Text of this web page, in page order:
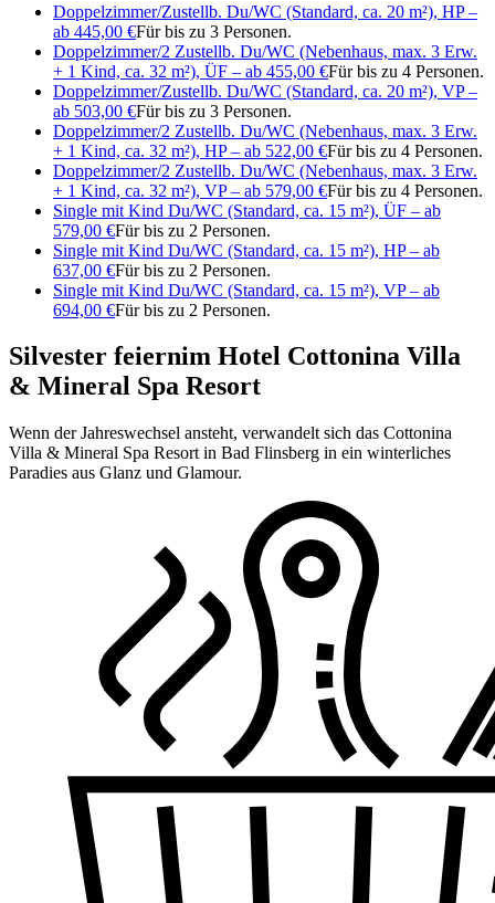
Doppelzimmer/Zustellb. Du/WC (Standard, ca. 20 m²), HP –
ab 445,00 €Für bis zu 3 Personen.
Doppelzimmer/2 Zustellb. Du/WC (Nebenhaus, max. 3 Erw.
+ 1 Kind, ca. 32 m²), ÜF – ab 455,00 €Für bis zu 4 Personen.
Doppelzimmer/Zustellb. Du/WC (Standard, ca. 20 m²), VP –
ab 503,00 €Für bis zu 3 Personen.
Doppelzimmer/2 Zustellb. Du/WC (Nebenhaus, max. 3 Erw.
+ 1 Kind, ca. 32 m²), HP – ab 522,00 €Für bis zu 4 Personen.
Doppelzimmer/2 Zustellb. Du/WC (Nebenhaus, max. 3 Erw.
+ 1 Kind, ca. 32 m²), VP – ab 579,00 €Für bis zu 4 Personen.
Single mit Kind Du/WC (Standard, ca. 15 m²), ÜF – ab
579,00 €Für bis zu 2 Personen.
Single mit Kind Du/WC (Standard, ca. 15 m²), HP – ab
637,00 €Für bis zu 2 Personen.
Single mit Kind Du/WC (Standard, ca. 15 m²), VP – ab
694,00 €Für bis zu 2 Personen.
Silvester feiernim Hotel Cottonina Villa
& Mineral Spa Resort
Wenn der Jahreswechsel ansteht, verwandelt sich das Cottonina
Villa & Mineral Spa Resort in Bad Flinsberg in ein winterliches
Paradies aus Glanz und Glamour.